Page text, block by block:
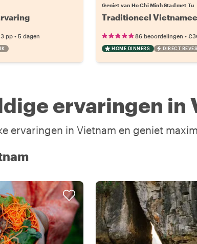
pp • 5 dagen
Geniet van Ho Chi Minh Stad met Tu
Traditioneel
86 beoordelingen •
HOME DINNERS DIRECT
ervaringen in
ervaringen in Vietnam en geniet